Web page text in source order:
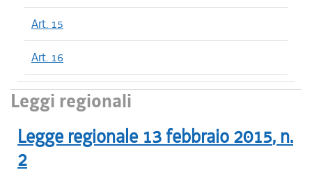
Art. 15
Art. 16
Leggi regionali
Legge regionale 13 febbraio 2015, n.
2